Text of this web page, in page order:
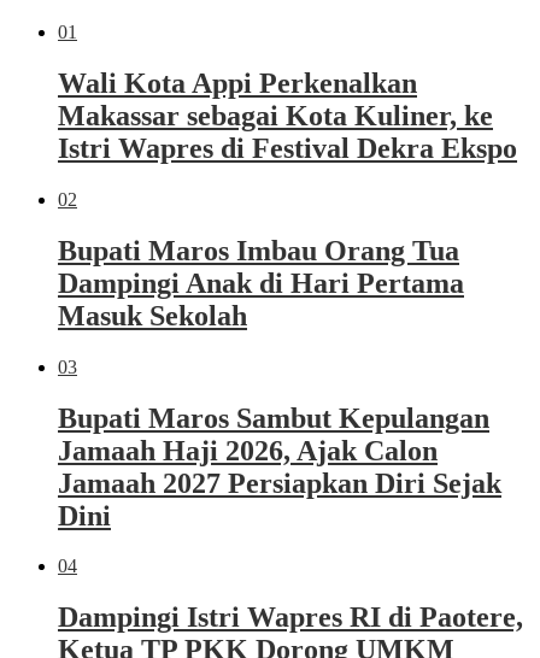
01
Wali Kota Appi Perkenalkan
Makassar sebagai Kota Kuliner, ke
Istri Wapres di Festival Dekra Ekspo
02
Bupati Maros Imbau Orang Tua
Dampingi Anak di Hari Pertama
Masuk Sekolah
03
Bupati Maros Sambut Kepulangan
Jamaah Haji 2026, Ajak Calon
Jamaah 2027 Persiapkan Diri Sejak
Dini
04
Dampingi Istri Wapres RI di Paotere,
Ketua TP PKK Dorong UMKM